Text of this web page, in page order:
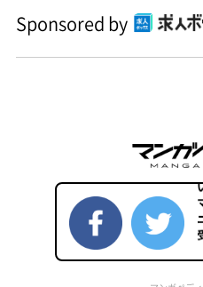
Sponsored by